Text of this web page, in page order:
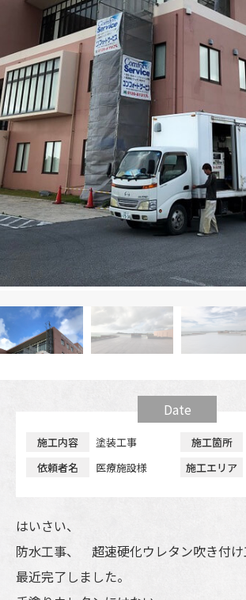
Date
施工内容 塗装工事 施工箇所
依頼者名 医療施設様 施工エリア
はいさい、
防水工事、 超速硬化ウレタン吹き付け
最近完了しました。